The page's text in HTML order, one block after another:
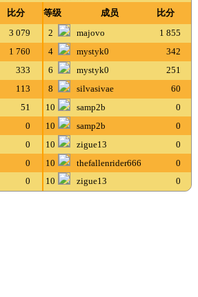
比分 等级 成员
比分
3 079 2 majovo
1 855
1 760 4 mystyk0
342
333 6 mystyk0
251
113 8 silvasivae
60
51 10 samp2b
0
0 10 samp2b
0
0 10 zigue13
0
0 10 thefallenrider666
0
0 10 zigue13 0